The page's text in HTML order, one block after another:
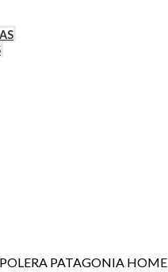
PATAGONIA HOME